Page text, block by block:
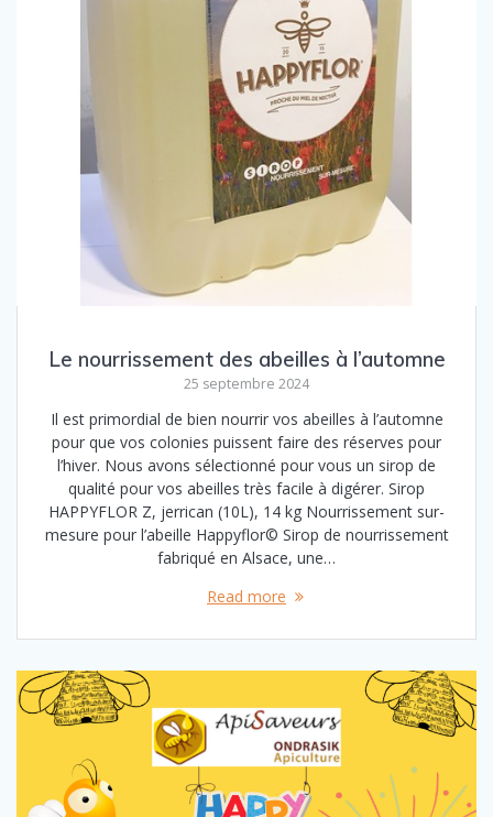
Le nourrissement des abeilles à l’automne
25 septembre 2024
Il est primordial de bien nourrir vos abeilles à l’automne
pour que vos colonies puissent faire des réserves pour
l’hiver. Nous avons sélectionné pour vous un sirop de
qualité pour vos abeilles très facile à digérer. Sirop
HAPPYFLOR Z, jerrican (10L), 14 kg Nourrissement sur-
mesure pour l’abeille Happyflor© Sirop de nourrissement
fabriqué en Alsace, une…
Read more